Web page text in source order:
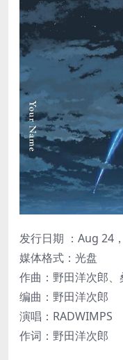
发行日期 ：Aug 24
媒体格式：光盘
作曲：野田洋次郎
编曲：野田洋次郎
演唱：RADWIMPS
作词：野田洋次郎